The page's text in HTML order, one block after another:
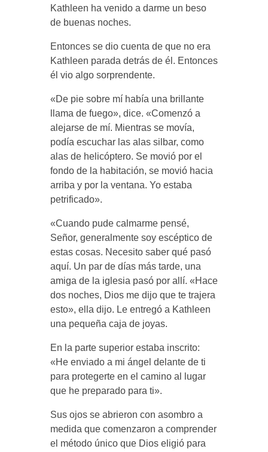
Kathleen ha venido a darme un beso
de buenas noches.
Entonces se dio cuenta de que no era
Kathleen parada detrás de él. Entonces
él vio algo sorprendente.
«De pie sobre mí había una brillante
llama de fuego», dice. «Comenzó a
alejarse de mí. Mientras se movía,
podía escuchar las alas silbar, como
alas de helicóptero. Se movió por el
fondo de la habitación, se movió hacia
arriba y por la ventana. Yo estaba
petrificado».
«Cuando pude calmarme pensé,
Señor, generalmente soy escéptico de
estas cosas. Necesito saber qué pasó
aquí. Un par de días más tarde, una
amiga de la iglesia pasó por allí. «Hace
dos noches, Dios me dijo que te trajera
esto», ella dijo. Le entregó a Kathleen
una pequeña caja de joyas.
En la parte superior estaba inscrito:
«He enviado a mi ángel delante de ti
para protegerte en el camino al lugar
que he preparado para ti».
Sus ojos se abrieron con asombro a
medida que comenzaron a comprender
el método único que Dios eligió para